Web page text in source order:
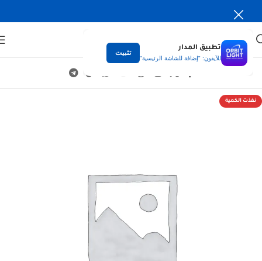
تطبيق المدار
للآيفون: "إضافة للشاشة الرئيسية"
تثبيت
نفذت الكمية